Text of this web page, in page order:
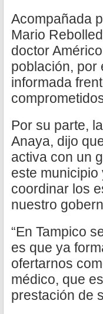
Acompañada
Mario
doctor
población, por
informada
Por su parte,
Anaya, dijo
activa con un
este municipio
coordinar los
nuestro
“En Tampico
es que ya
ofertarnos
médico, que
prestación de